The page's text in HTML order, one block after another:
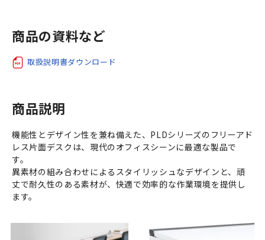
商品の資料など
取扱説明書ダウンロード
商品説明
機能性とデザイン性を兼ね備えた、PLDシリーズのフリーアド
レス片面デスクは、現代のオフィスシーンに最適な製品で
す。
異素材の組み合わせによるスタイリッシュなデザインと、頑
丈で耐久性のある素材が、快適で効率的な作業環境を提供し
ます。